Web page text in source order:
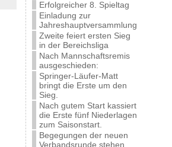
Erfolgreicher 8. Spieltag
Einladung zur
Jahreshauptversammlung
Zweite feiert ersten Sieg
in der Bereichsliga
Nach Mannschaftsremis
ausgeschieden:
Springer-Läufer-Matt
bringt die Erste um den
Sieg.
Nach gutem Start kassiert
die Erste fünf Niederlagen
zum Saisonstart.
Begegungen der neuen
Verbandsrunde stehen